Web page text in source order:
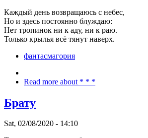
Каждый день возвращаюсь с небес,
Но и здесь постоянно блуждаю:
Нет тропинок ни к аду, ни к раю.
Только крылья всё тянут наверх.
фантасмагория
Read more about * * *
Брату
Sat, 02/08/2020 - 14:10